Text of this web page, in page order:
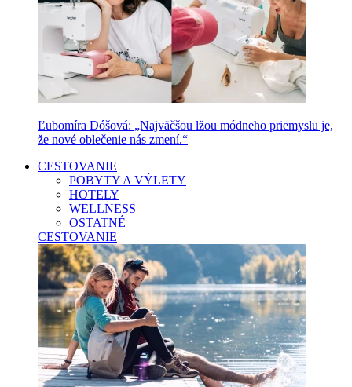
Ľubomíra Dóšová: „Najväčšou lžou módneho priemyslu je,
že nové oblečenie nás zmení.“
CESTOVANIE
POBYTY A VÝLETY
HOTELY
WELLNESS
OSTATNÉ
CESTOVANIE